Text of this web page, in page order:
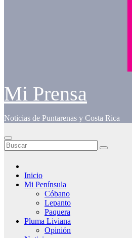
Mi Prensa
Noticias de Puntarenas y Costa Rica
Inicio
Mi Península
Cóbano
Lepanto
Paquera
Pluma Liviana
Opinión